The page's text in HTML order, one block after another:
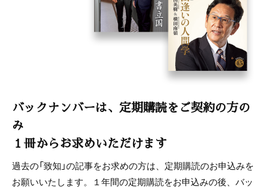
バックナンバーは、定期購読をご契約の方の
み
１冊からお求めいただけます
過去の「致知」の記事をお求めの方は、定期購読のお申込みを
お願いいたします。１年間の定期購読をお申込みの後、バッ